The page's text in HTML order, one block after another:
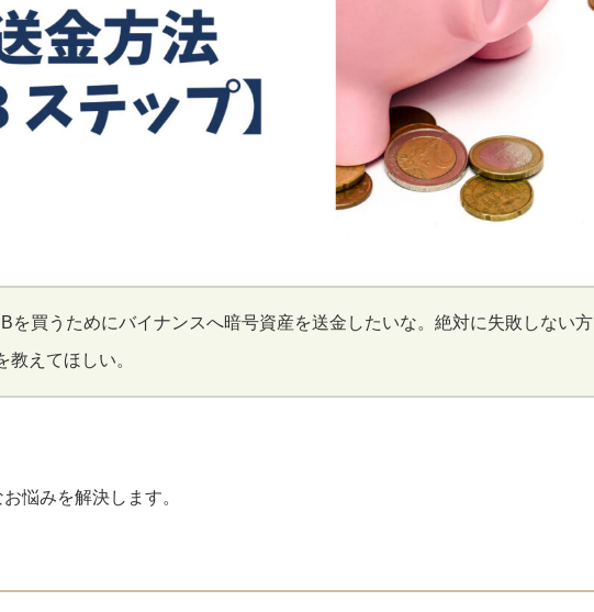
を買うためにバイナンスへ暗号資産を送金したいな。絶対に失敗しない方
教えてほしい。
悩みを解決します。